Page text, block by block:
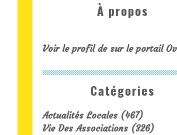
Catégories
Actualités Locales(467)
Vie Des Associations(326)
À propos
Voir le profil de sur le portail